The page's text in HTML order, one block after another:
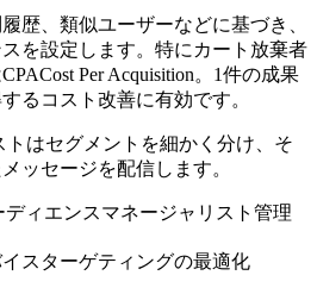
歴、類似ユーザーなどに基づき、
を設定します。特にカート放棄者
CPACost Per Acquisition。1件の成果
るコスト 改善に有効です。
トはセグメントを細かく分け、そ
ッセージを配信します。
ディエンスマネージャ リスト管理
スターゲティングの最適化